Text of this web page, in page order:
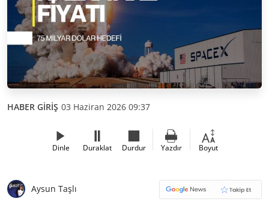
HABER GİRİŞ 03 Haziran 2026 09:37
Dinle Duraklat Durdur Yazdır Boyut
Aysun Taşlı